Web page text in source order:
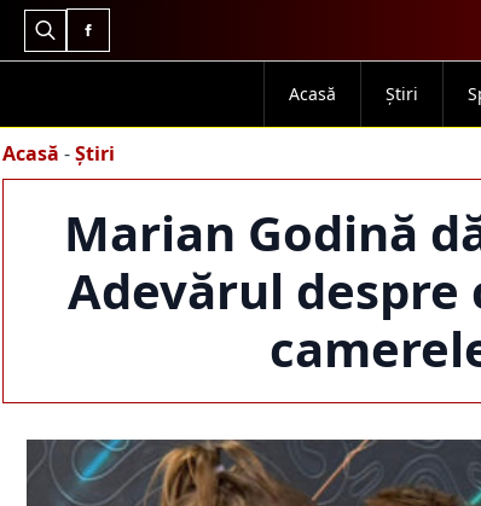
Search
Acasă Știri
Acasă -Știri
Marian Godină
Adevărul despre